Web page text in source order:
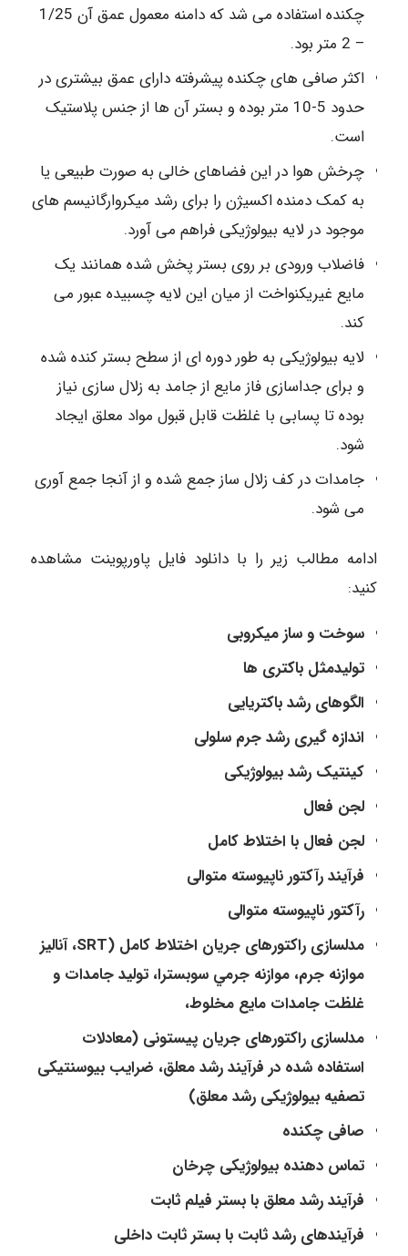
چکنده استفاده می شد که دامنه معمول عمق آن 1/25
– 2 متر بود.
اکثر صافی های چکنده پیشرفته دارای عمق بیشتری در
حدود 5-10 متر بوده و بستر آن ها از جنس پلاستیک
است.
چرخش هوا در این فضاهای خالی به صورت طبیعی یا
به کمک دمنده اکسیژن را برای رشد میکروارگانیسم های
موجود در لایه بیولوژیکی فراهم می آورد.
فاضلاب ورودی بر روی بستر پخش شده همانند یک
مایع غیریکنواخت از میان این لایه چسبیده عبور می
کند.
لایه بیولوژیکی به طور دوره ای از سطح بستر کنده شده
و برای جداسازی فاز مایع از جامد به زلال سازی نیاز
بوده تا پسابی با غلظت قابل قبول مواد معلق ایجاد
شود.
جامدات در کف زلال ساز جمع شده و از آنجا جمع آوری
می شود.
ادامه مطالب زیر را با دانلود فایل پاورپوینت مشاهده
کنید:
سوخت و ساز میکروبی
تولیدمثل باکتری ها
الگوهای رشد باکتریایی
اندازه گیری رشد جرم سلولی
کینتیک رشد بیولوژیکی
لجن فعال
لجن فعال با اختلاط کامل
فرآیند رآکتور ناپیوسته متوالی
رآکتور ناپیوسته متوالی
مدلسازی راکتورهای جريان اختلاط کامل (SRT، آنالیز
موازنه جرم، موازنه جرمي سوبسترا، توليد جامدات و
غلظت جامدات مايع مخلوط،
مدلسازی راکتورهای جریان پیستونی (معادلات
استفاده شده در فرآیند رشد معلق، ضرایب بیوسنتیکی
تصفیه بیولوژیکی رشد معلق)
صافی چکنده
تماس دهنده بيولوژیکی چرخان
فرآيند رشد معلق با بستر فيلم ثابت
فرآيندهای رشد ثابت با بستر ثابت داخلی